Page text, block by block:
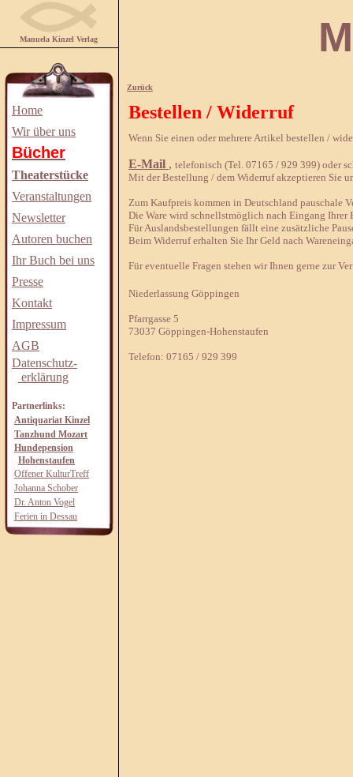
Manuela Kinzel Verlag
Home
Wir über uns
Bücher
Theaterstücke
Veranstaltungen
Newsletter
Autoren buchen
Ihr Buch bei uns
Presse
Kontakt
Impressum
AGB
Datenschutz-
erklärung
Partnerlinks:
Antiquariat Kinzel
Tanzhund Mozart
Hundepension
Hohenstaufen
Offener KulturTreff
Johanna Schober
Dr. Anton Vogel
Ferien in Dessau
Zurück
Bestellen / Widerruf
Wenn Sie einen oder mehrere Artikel bestellen /
E-Mail , telefonisch (Tel. 07165 / 929 399) oder
Mit der Bestellung / dem Widerruf akzeptieren Sie
Zum Kaufpreis kommen in Deutschland pauschale
Die Ware wird schnellstmöglich nach Eingang Ihrer
Für Auslandsbestellungen fällt eine zusätzliche
Beim Widerruf erhalten Sie Ihr Geld nach
Für eventuelle Fragen stehen wir Ihnen gerne zur
Niederlassung Göppingen
Pfarrgasse 5
73037 Göppingen-Hohenstaufen
Telefon: 07165 / 929 399